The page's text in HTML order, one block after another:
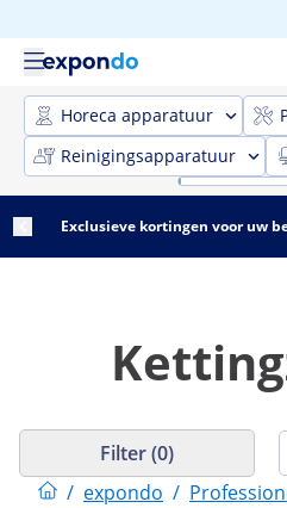
Horeca apparatuur
Reinigingsapparatuur
Exclusieve kortingen voor uw
/ expondo /
Filter (0)